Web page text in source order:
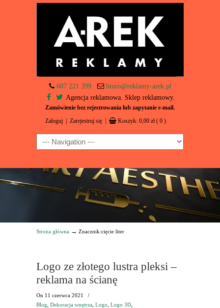
607 221 399
biuro@reklamy-arek.pl
Agencja reklamowa. Sklep reklamowy.
Zamówienie bez rejestrowania lub zapytanie e-mail.
Zaloguj Zarejestruj się Koszyk: 0,00 zł ( 0 )
Navigation
Strona główna → Znacznik:cięcie liter
Logo ze złotego lustra pleksi –
reklama na ścianę
On 11 czerwca 2021
/
Blog Dekoracja wnętrza Logo Logo 3D